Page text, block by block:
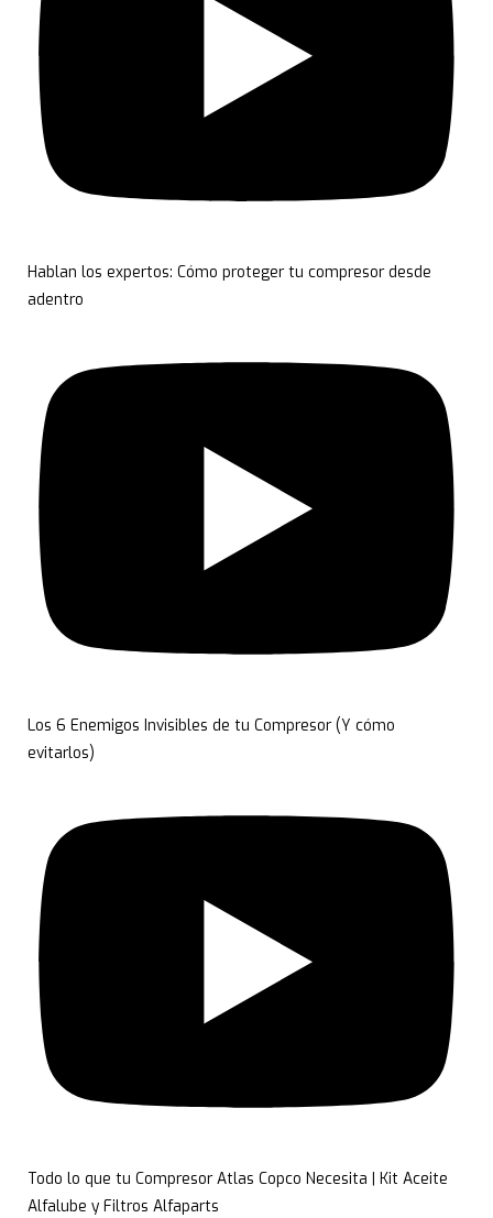
Hablan los expertos: Cómo proteger tu compresor desde
adentro
Los 6 Enemigos Invisibles de tu Compresor (Y cómo
evitarlos)
Todo lo que tu Compresor Atlas Copco Necesita | Kit Aceite
Alfalube y Filtros Alfaparts